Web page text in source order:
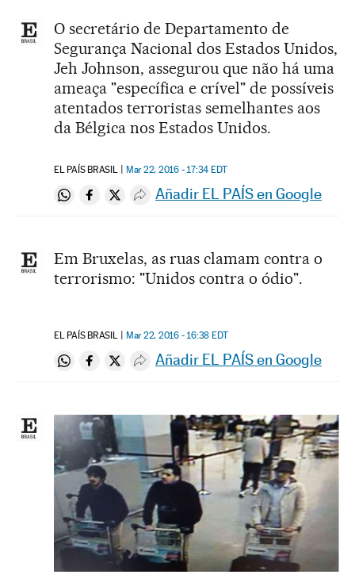
O secretário de Departamento de
Segurança Nacional dos Estados Unidos,
Jeh Johnson, assegurou que não há uma
ameaça "específica e crível" de possíveis
atentados terroristas semelhantes aos
da Bélgica nos Estados Unidos.
EL PAÍS BRASIL Mar 22, 2016 - 17:34 EDT
Compartir en Whatsapp
Compartir en Facebook
Compartir en Twitter
Desplegar Redes Sociales
Añadir EL PAÍS en Google
Em Bruxelas, as ruas clamam contra o
terrorismo: "Unidos contra o ódio".
EL PAÍS BRASIL Mar 22, 2016 - 16:38 EDT
Compartir en Whatsapp
Compartir en Facebook
Compartir en Twitter
Desplegar Redes Sociales
Añadir EL PAÍS en Google